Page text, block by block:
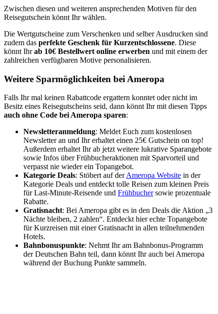
Zwischen diesen und weiteren ansprechenden Motiven für den
Reisegutschein könnt Ihr wählen.
Die Wertgutscheine zum Verschenken und selber Ausdrucken sind
zudem das perfekte Geschenk für Kurzentschlossene. Diese
könnt Ihrab 10€ Bestellwert online erwerben und mit einem der
zahlreichen verfügbaren Motive personalisieren.
Weitere Sparmöglichkeiten bei Ameropa
Falls Ihr mal keinen Rabattcode ergattern konntet oder nicht im
Besitz eines Reisegutscheins seid, dann könnt Ihr mit diesen Tipps
auch ohne Code bei Ameropa sparen:
Newsletteranmeldung: Meldet Euch zum kostenlosen
Newsletter an und Ihr erhaltet einen 25€ Gutschein on top!
Außerdem erhaltet Ihr ab jetzt weitere lukrative Sparangebote
sowie Infos über Frühbucheraktionen mit Sparvorteil und
verpasst nie wieder ein Topangebot.
Kategorie Deals: Stöbert auf derAmeropa Website in der
Kategorie Deals und entdeckt tolle Reisen zum kleinen Preis
für Last-Minute-Reisende und Frühbuchersowie prozentuale
Rabatte.
Gratisnacht: Bei Ameropa gibt es in den Deals die Aktion „3
Nächte bleiben, 2 zahlen“. Entdeckt hier echte Topangebote
für Kurzreisen mit einer Gratisnacht in allen teilnehmenden
Hotels.
Bahnbonuspunkte: Nehmt Ihr am Bahnbonus-Programm
der Deutschen Bahn teil, dann könnt Ihr auch bei Ameropa
während der Buchung Punkte sammeln.